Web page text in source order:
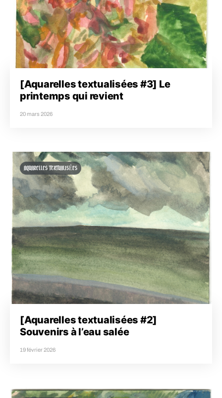
[Aquarelles textualisées #3] Le
printemps qui revient
20 mars 2026
AQUARELLES TEXTUALISÉES
[Aquarelles textualisées #2]
Souvenirs à l’eau salée
19 février 2026